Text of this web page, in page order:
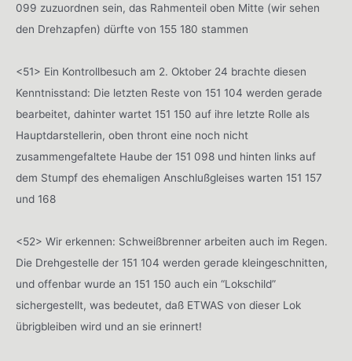
099 zuzuordnen sein, das Rahmenteil oben Mitte (wir sehen
den Drehzapfen) dürfte von 155 180 stammen
<51> Ein Kontrollbesuch am 2. Oktober 24 brachte diesen
Kenntnisstand: Die letzten Reste von 151 104 werden gerade
bearbeitet, dahinter wartet 151 150 auf ihre letzte Rolle als
Hauptdarstellerin, oben thront eine noch nicht
zusammengefaltete Haube der 151 098 und hinten links auf
dem Stumpf des ehemaligen Anschlußgleises warten 151 157
und 168
<52> Wir erkennen: Schweißbrenner arbeiten auch im Regen.
Die Drehgestelle der 151 104 werden gerade kleingeschnitten,
und offenbar wurde an 151 150 auch ein “Lokschild”
sichergestellt, was bedeutet, daß ETWAS von dieser Lok
übrigbleiben wird und an sie erinnert!